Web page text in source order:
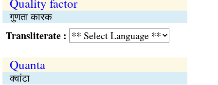
गुणता कारक
:
Quanta
क्वांटा